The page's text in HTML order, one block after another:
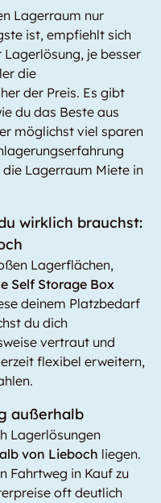
Lagerraum nur
ist, empfiehlt sich
je besser
die
der Preis. Es gibt
du das Beste aus
möglichst viel sparen
Lagerraum Miete in
wirklich brauchst:
Lagerflächen,
Self Storage Box
deinem Platzbedarf
du dich
vertraut und
flexibel erweitern,
außerhalb
Lagerlösungen
von Lieboch liegen.
Fahrtweg in Kauf zu
oft deutlich